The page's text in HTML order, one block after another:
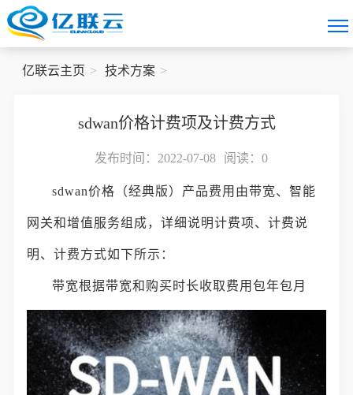
亿联云主页 技术方案
sdwan价格计费项及计费方式
发布时间：2022-07-08 阅读： 0
sdwan价格（经典版）产品费用由带宽、智能
网关和增值服务组成，详细说明计费项、计费说
明、计费方式如下所示：
带宽根据带宽和购买时长收取费用包年包月